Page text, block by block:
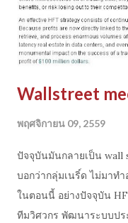
Wallstreet
พฤศจิกายน 09, 2559
ปัจจุบันมันกลายเป็น wall
บอกว่ากลุ่มเนริ์ด ไม่มาท
ในตอนนี้ อย่างปัจจุบัน
ทีมวิศวกร พัฒนาระบบปร